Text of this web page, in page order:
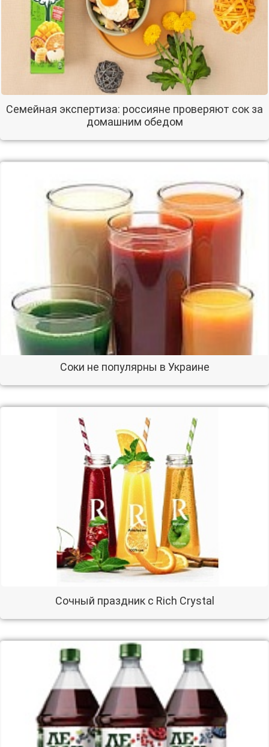
Семейная экспертиза: россияне проверяют сок за
домашним обедом
Соки не популярны в Украине
Сочный праздник с Rich Crystal